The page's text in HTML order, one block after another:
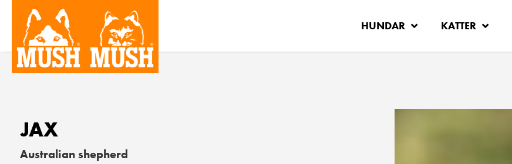
HUNDAR KATTER
JAX
Australian shepherd